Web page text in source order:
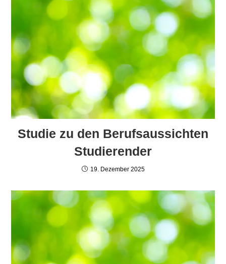
Studie zu den Berufsaussichten
Studierender
19. Dezember 2025